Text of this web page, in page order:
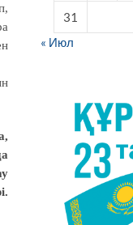
31
« Июл